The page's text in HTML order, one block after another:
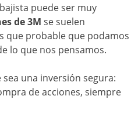
puede ser muy
de 3M se suelen
que probable que podamos
lo que nos pensamos.
una inversión segura:
de acciones, siempre